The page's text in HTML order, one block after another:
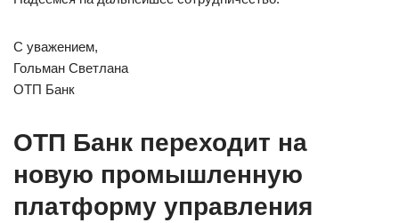
С уважением,
Гольман Светлана
ОТП Банк
ОТП Банк переходит на
новую промышленную
платформу управления